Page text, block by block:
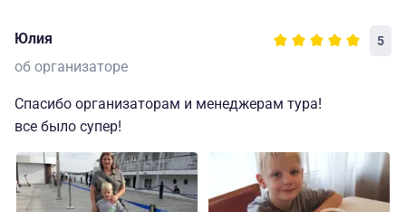
Юлия 5
об организаторе
Спасибо организаторам и менеджерам тура!
все было супер!